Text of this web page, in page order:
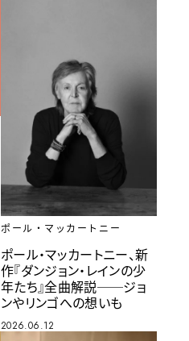
ポール・マッカートニー
ポール・マッカートニー、新
作『ダンジョン・レインの少
年たち』全曲解説──ジョ
ンやリンゴへの想いも
2026.06.12